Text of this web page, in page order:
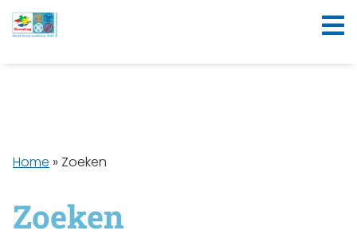
Home » Zoeken
Zoeken